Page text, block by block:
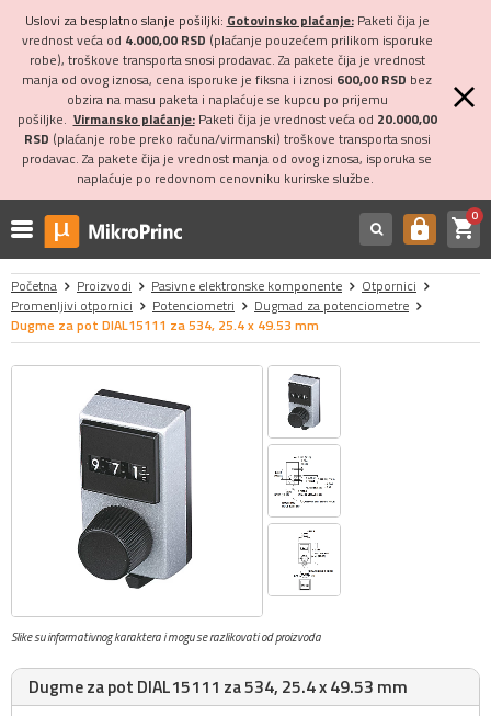
Uslovi za besplatno slanje pošiljki: Gotovinsko plaćanje:Paketi čija je
vrednost veća od 4.000,00 RSD (plaćanje pouzećem prilikom isporuke
robe), troškove transporta snosi prodavac. Za pakete čija je vrednost
manja od ovog iznosa, cena isporuke je fiksna i iznosi 600,00 RSD bez
obzira na masu paketa i naplaćuje se kupcu po prijemu
pošiljke. Virmansko plaćanje:Paketi čija je vrednost veća od 20.000,00
RSD (plaćanje robe preko računa/virmanski) troškove transporta snosi
prodavac. Za pakete čija je vrednost manja od ovog iznosa, isporuka se
naplaćuje po redovnom cenovniku kurirske službe.
https shopping_cart0
Početna Proizvodi Pasivne elektronske komponente
Otpornici
Promenljivi otpornici
Potenciometri
Dugmad za potenciometre
Dugme za pot DIAL15111 za 534, 25.4 x 49.53 mm
Slike su informativnog karaktera i mogu se razlikovati od proizvoda
Dugme za pot DIAL15111 za 534, 25.4 x 49.53 mm